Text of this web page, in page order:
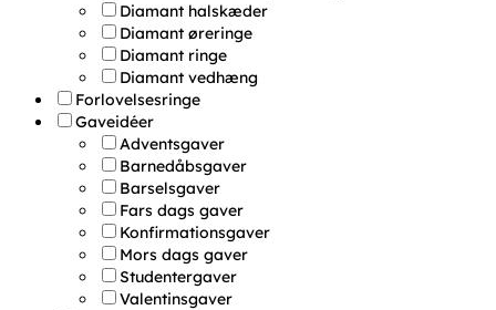
Diamant halskæder
Diamant øreringe
Diamant ringe
Diamant vedhæng
Forlovelsesringe
Gaveidéer
Adventsgaver
Barnedåbsgaver
Barselsgaver
Fars dags gaver
Konfirmationsgaver
Mors dags gaver
Studentergaver
Valentinsgaver